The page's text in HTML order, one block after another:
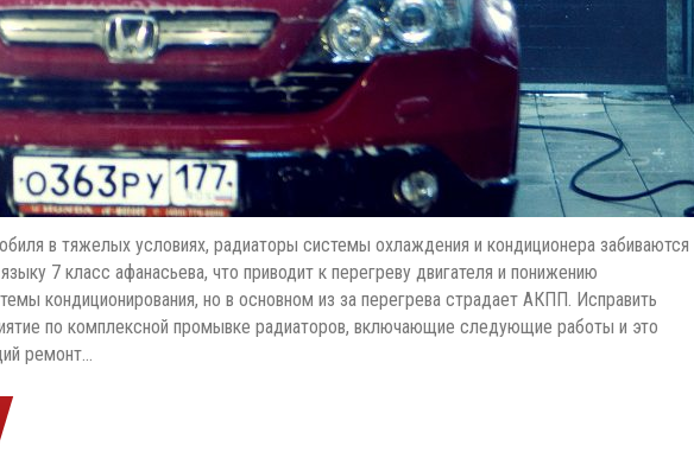
в тяжелых условиях, радиаторы системы охлаждения и кондиционера забиваются
7 класс афанасьева, что приводит к перегреву двигателя и понижению
кондиционирования, но в основном из за перегрева страдает АКПП. Исправить
по комплексной промывке радиаторов, включающие следующие работы и это
ремонт…